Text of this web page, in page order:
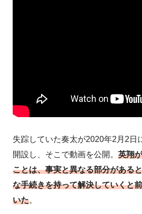
失踪していた奏太が2020年2月2日
開設し、そこで動画を公開。 英翔
ことは、事実と異なる部分がある
な手続きを持って解決していくと
いた。